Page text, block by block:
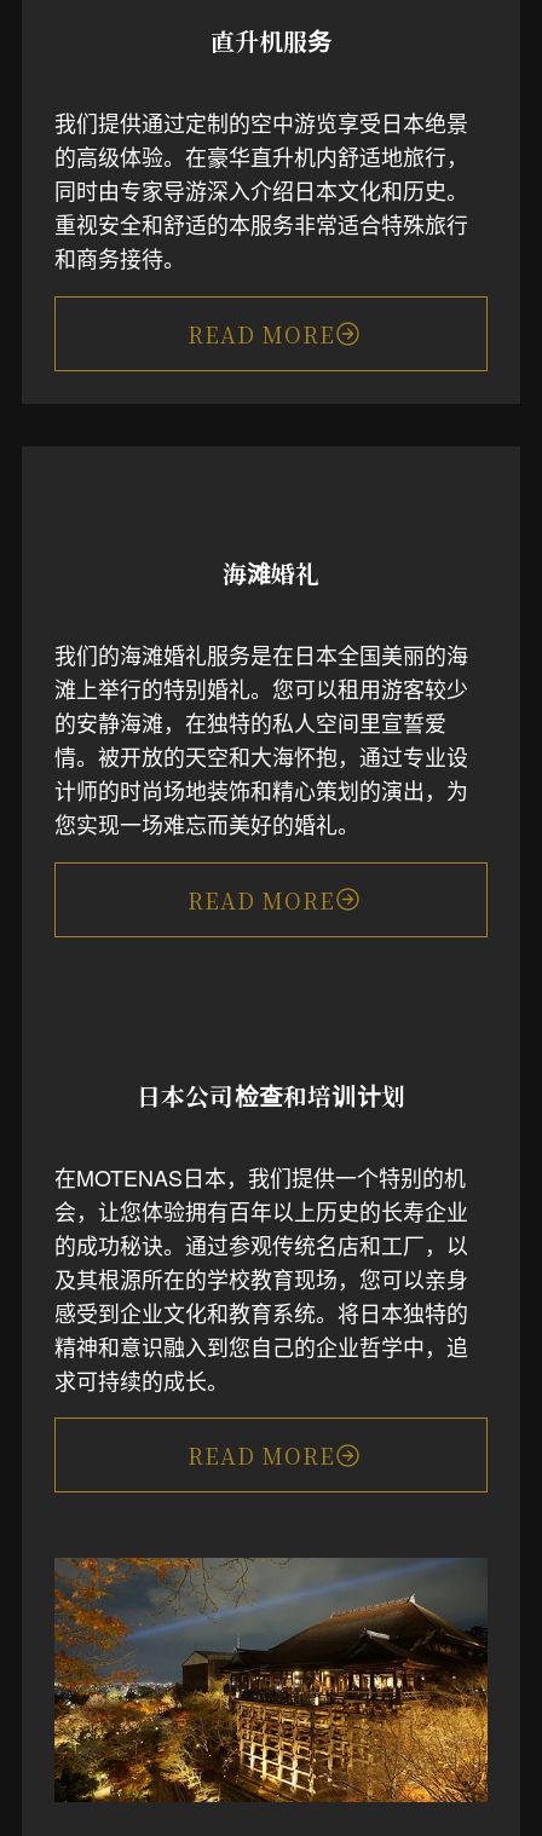
直升机服务
我们提供通过定制的空中游览享受日本绝景
的高级体验。在豪华直升机内舒适地旅行，
同时由专家导游深入介绍日本文化和历史。
重视安全和舒适的本服务非常适合特殊旅行
和商务接待。
READ MORE
海滩婚礼
我们的海滩婚礼服务是在日本全国美丽的海
滩上举行的特别婚礼。您可以租用游客较少
的安静海滩，在独特的私人空间里宣誓爱
情。被开放的天空和大海怀抱，通过专业设
计师的时尚场地装饰和精心策划的演出，为
您实现一场难忘而美好的婚礼。
READ MORE
日本公司检查和培训计划
在MOTENAS日本，我们提供一个特别的机
会，让您体验拥有百年以上历史的长寿企业
的成功秘诀。通过参观传统名店和工厂，以
及其根源所在的学校教育现场，您可以亲身
感受到企业文化和教育系统。将日本独特的
精神和意识融入到您自己的企业哲学中，追
求可持续的成长。
READ MORE